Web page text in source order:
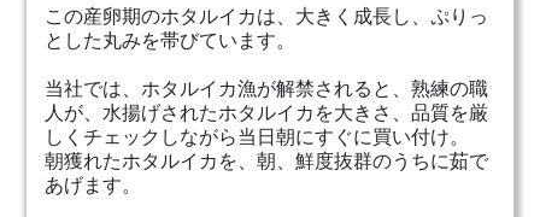
この産卵期のホタルイカは、大きく成長し、ぷりっ
とした丸みを帯びています。
当社では、ホタルイカ漁が解禁されると、熟練の職
人が、水揚げされたホタルイカを大きさ、品質を厳
しくチェックしながら当日朝にすぐに買い付け。
朝獲れたホタルイカを、朝、鮮度抜群のうちに茹で
あげます。